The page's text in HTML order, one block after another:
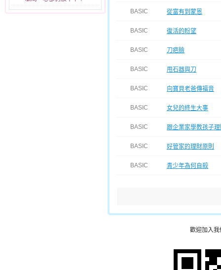
BASIC 從富有到蒙恩
BASIC 復活的盼望
BASIC 刀疤臉
BASIC 甩石器與刀
BASIC 向寶貝老爸傳福音
BASIC 女兒的終生大事
BASIC 跟企業家學教孩子
BASIC 好管家的理財原則
BASIC 青少年為何自殺
歡迎加入